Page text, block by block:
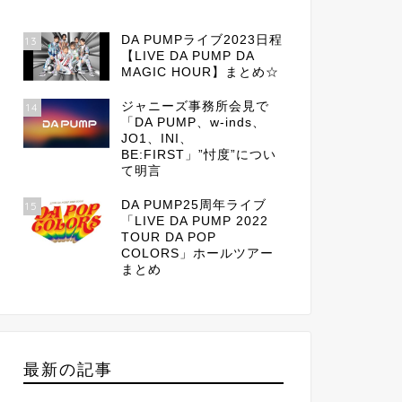
13
DA PUMPライブ2023日程
【LIVE DA PUMP DA
MAGIC HOUR】まとめ☆
14
ジャニーズ事務所会見で
「DA PUMP、w-inds、
JO1、INI、
BE:FIRST」”忖度”につい
て明言
15
DA PUMP25周年ライブ
「LIVE DA PUMP 2022
TOUR DA POP
COLORS」ホールツアー
まとめ
最新の記事